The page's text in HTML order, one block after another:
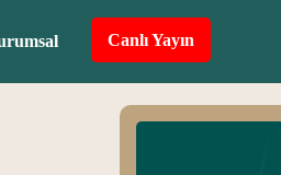
Canlı Yayın